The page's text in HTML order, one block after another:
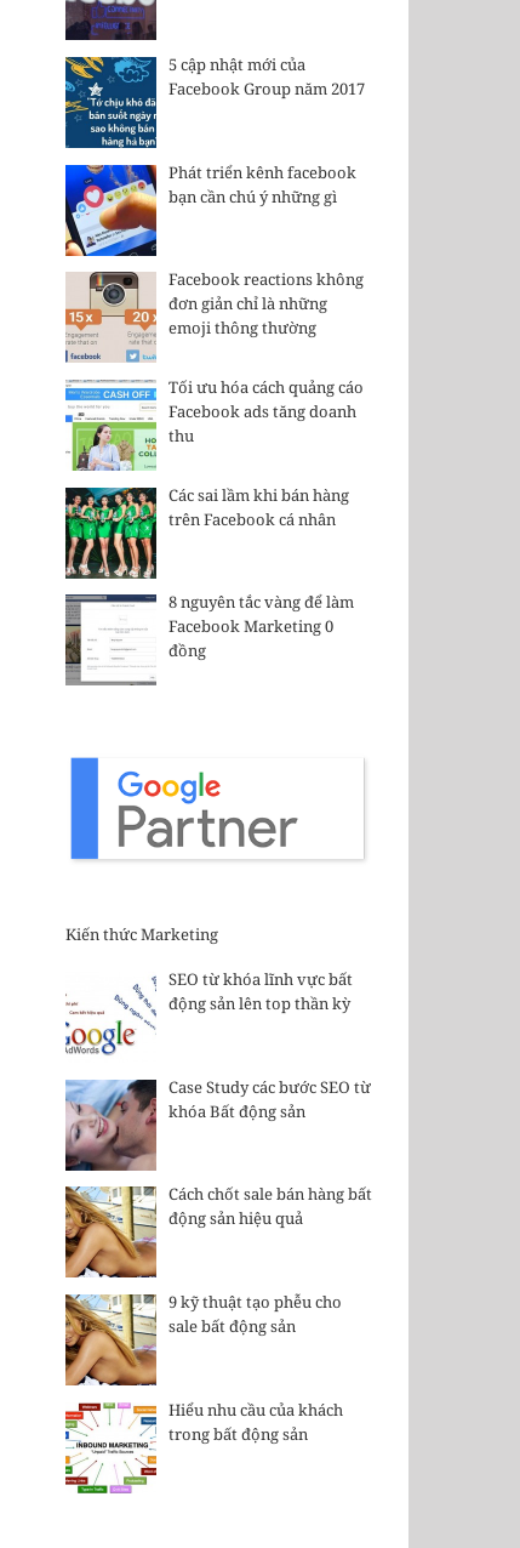
5 cập nhật mới của
Facebook Group năm 2017
Phát triển kênh facebook
bạn cần chú ý những gì
Facebook reactions không
đơn giản chỉ là những
emoji thông thường
Tối ưu hóa cách quảng cáo
Facebook ads tăng doanh
thu
Các sai lầm khi bán hàng
trên Facebook cá nhân
8 nguyên tắc vàng để làm
Facebook Marketing 0
đồng
Kiến thức Marketing
SEO từ khóa lĩnh vực bất
động sản lên top thần kỳ
Case Study các bước SEO từ
khóa Bất động sản
Cách chốt sale bán hàng bất
động sản hiệu quả
9 kỹ thuật tạo phễu cho
sale bất động sản
Hiểu nhu cầu của khách
trong bất động sản